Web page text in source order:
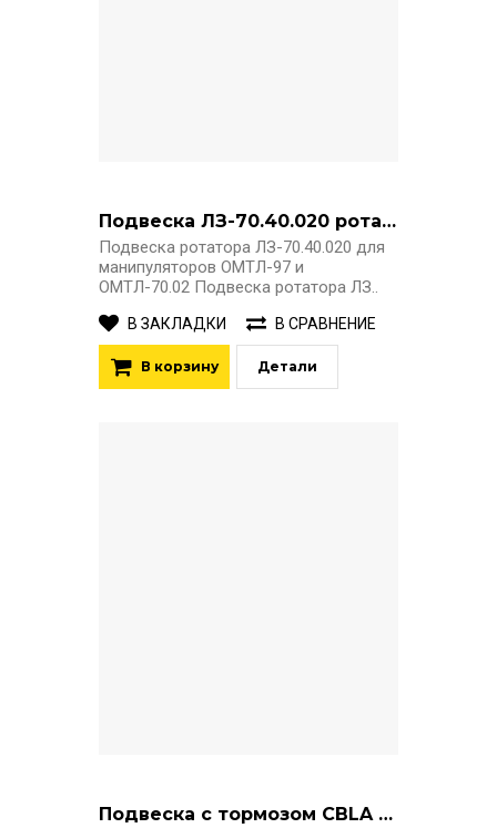
Подвеска ЛЗ-70.40.020 ротатора ОМТЛ-97, ОМТЛ-97
Подвеска ротатора ЛЗ-70.40.020 для
манипуляторов ОМТЛ-97 и
ОМТЛ-70.02 Подвеска ротатора ЛЗ..
В ЗАКЛАДКИ В СРАВНЕНИЕ
В корзину Детали
Подвеска с тормозом CBLA 80